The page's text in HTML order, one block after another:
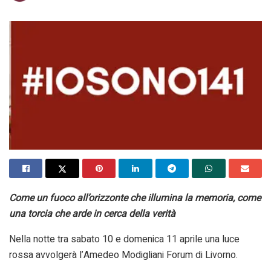
Come un fuoco all’orizzonte che illumina la memoria, come
una torcia che arde in cerca della verità
Nella notte tra sabato 10 e domenica 11 aprile una luce
rossa avvolgerà l’Amedeo Modigliani Forum di Livorno.